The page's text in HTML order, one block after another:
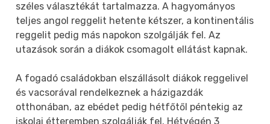
széles választékát tartalmazza. A hagyományos
teljes angol reggelit hetente kétszer, a kontinentális
reggelit pedig más napokon szolgálják fel. Az
utazások során a diákok csomagolt ellátást kapnak.
A fogadó családokban elszállásolt diákok reggelivel
és vacsorával rendelkeznek a házigazdák
otthonában, az ebédet pedig hétfőtől péntekig az
iskolai étteremben szolgálják fel. Hétvégén 3